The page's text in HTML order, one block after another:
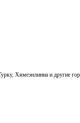
Хямеэнлинна и другие